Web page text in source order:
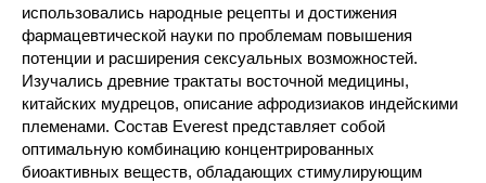
использовались народные рецепты и достижения
фармацевтической науки по проблемам повышения
потенции и расширения сексуальных возможностей.
Изучались древние трактаты восточной медицины,
китайских мудрецов, описание афродизиаков индейскими
племенами. Состав Everest представляет собой
оптимальную комбинацию концентрированных
биоактивных веществ, обладающих стимулирующим